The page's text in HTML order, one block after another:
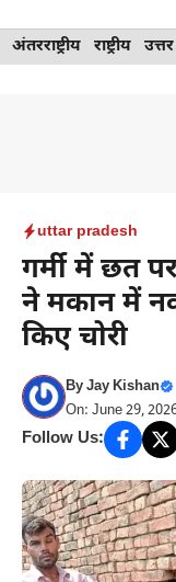
Skip
to
अंतरराष्ट्रीय राष्ट्रीय
uttar pradesh
गर्मी में छत
ने मकान में
किए चोरी
ByJay Kishan
On: June 29,
Follow Us: